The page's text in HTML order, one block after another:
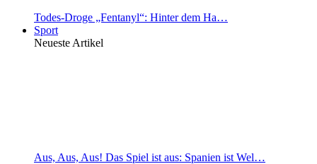
Todes-Droge „Fentanyl“: Hinter dem Ha…
Sport
Neueste Artikel
Aus, Aus, Aus! Das Spiel ist aus: Spanien ist Wel…